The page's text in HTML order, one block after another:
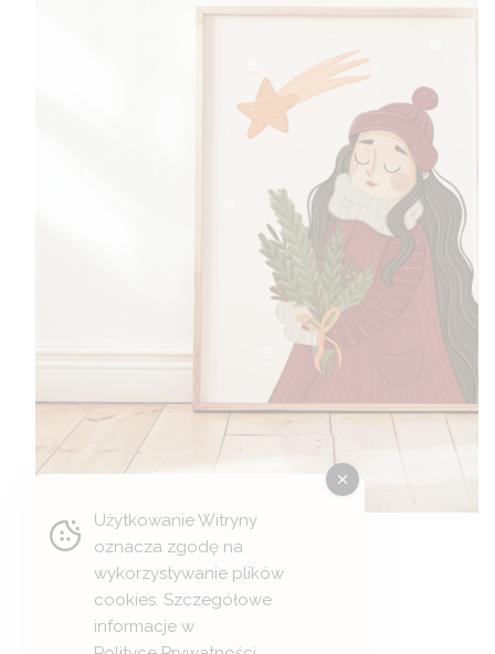
Zimowy spacer – plakat
świąteczny
44,00zł–49,00zł
Zakres
Użytkowanie Witryny
oznacza zgodę na
wykorzystywanie plików
cookies. Szczegółowe
informacje w